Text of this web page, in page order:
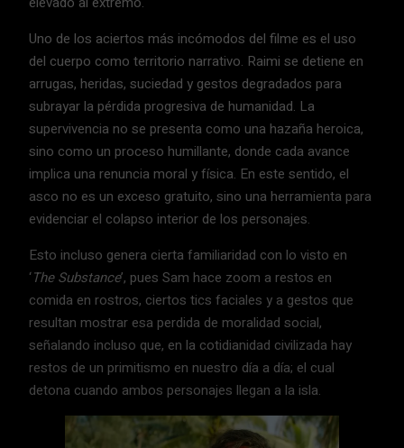
Uno de los aciertos más incómodos del filme es el uso
del cuerpo como territorio narrativo. Raimi se detiene en
arrugas, heridas, suciedad y gestos degradados para
subrayar la pérdida progresiva de humanidad. La
supervivencia no se presenta como una hazaña heroica,
sino como un proceso humillante, donde cada avance
implica una renuncia moral y física. En este sentido, el
asco no es un exceso gratuito, sino una herramienta para
evidenciar el colapso interior de los personajes.
Esto incluso genera cierta familiaridad con lo visto en
‘The Substance’, pues Sam hace zoom a restos en
comida en rostros, ciertos tics faciales y a gestos que
resultan mostrar esa perdida de moralidad social,
señalando incluso que, en la cotidianidad civilizada hay
restos de un primitismo en nuestro día a día; el cual
detona cuando ambos personajes llegan a la isla.